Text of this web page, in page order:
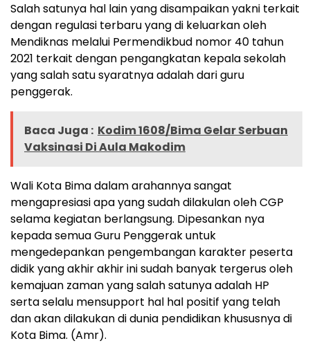
Salah satunya hal lain yang disampaikan yakni terkait
dengan regulasi terbaru yang di keluarkan oleh
Mendiknas melalui Permendikbud nomor 40 tahun
2021 terkait dengan pengangkatan kepala sekolah
yang salah satu syaratnya adalah dari guru
penggerak.
Baca Juga : Kodim 1608/Bima Gelar Serbuan
Vaksinasi Di Aula Makodim
Wali Kota Bima dalam arahannya sangat
mengapresiasi apa yang sudah dilakulan oleh CGP
selama kegiatan berlangsung. Dipesankan nya
kepada semua Guru Penggerak untuk
mengedepankan pengembangan karakter peserta
didik yang akhir akhir ini sudah banyak tergerus oleh
kemajuan zaman yang salah satunya adalah HP
serta selalu mensupport hal hal positif yang telah
dan akan dilakukan di dunia pendidikan khususnya di
Kota Bima. (Amr).